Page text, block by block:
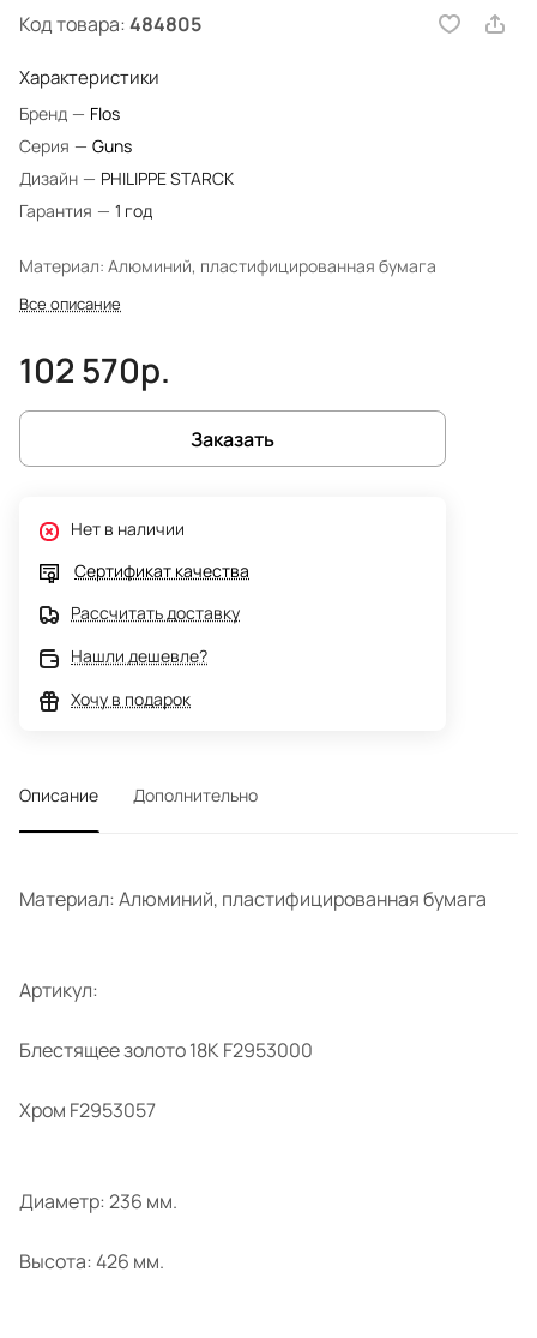
Код товара:484805
Характеристики
Бренд — Flos
Серия — Guns
Дизайн — PHILIPPE STARCK
Гарантия — 1 год
Материал: Алюминий, пластифицированная бумага
Все описание
102 570р.
Заказать
Нет в наличии
Сертификат качества
Рассчитать доставку
Нашли дешевле?
Хочу в подарок
Описание Дополнительно
Материал: Алюминий, пластифицированная бумага
Артикул:
Блестящее золото 18K F2953000
Хром F2953057
Диаметр: 236 мм.
Высота: 426 мм.